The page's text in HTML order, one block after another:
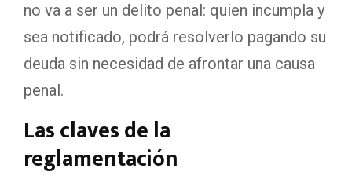
no va a ser un delito penal: quien incumpla y
sea notificado, podrá resolverlo pagando su
deuda sin necesidad de afrontar una causa
penal.
Las claves de la
reglamentación